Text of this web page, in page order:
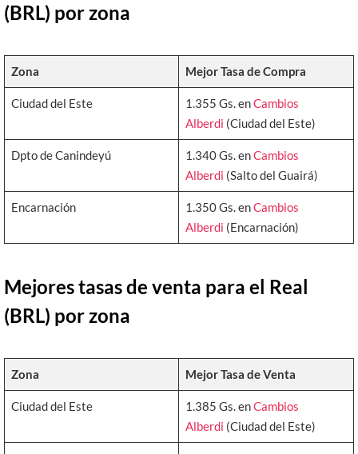
(BRL) por zona
Zona Mejor Tasa de Compra
Ciudad del Este 1.355 Gs. enCambios
Alberdi (Ciudad del Este)
Dpto de Canindeyú 1.340 Gs. enCambios
Alberdi (Salto del Guairá)
Encarnación 1.350 Gs. enCambios
Alberdi (Encarnación)
Mejores tasas de venta para el Real
(BRL) por zona
Zona Mejor Tasa de Venta
Ciudad del Este 1.385 Gs. enCambios
Alberdi (Ciudad del Este)